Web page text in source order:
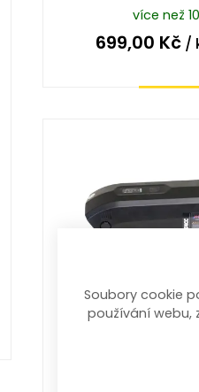
více než
699,00 Kč/
pro EKH-
Soubory cookie
používání webu,